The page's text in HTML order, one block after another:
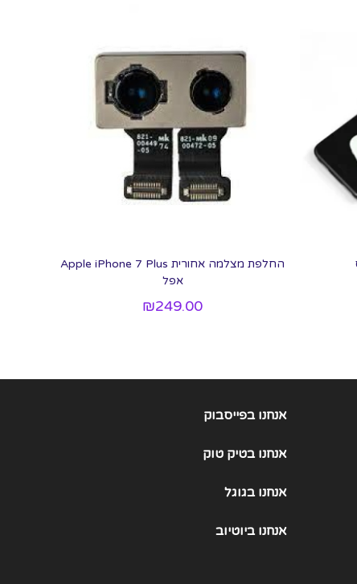
החלפת מצלמה אחורית Apple iPhone 7 Plus
אפל
₪249.00
אנחנו בפייסבוק
אנחנו בטיק טוק
אנחנובגוגל
אנחנוביוטיוב